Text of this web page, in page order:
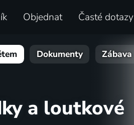
Objednat Časté dotazy
Dokumenty Zábava
a loutkové